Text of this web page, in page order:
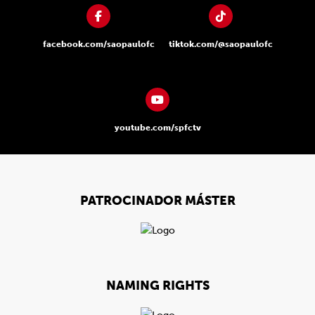
facebook.com/saopaulofc tiktok.com/@saopaulofc
youtube.com/spfctv
PATROCINADOR MÁSTER
NAMING RIGHTS